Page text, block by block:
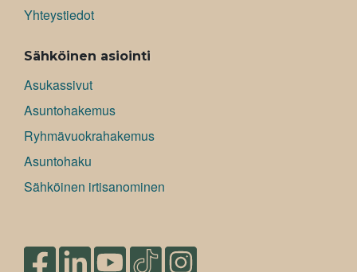
Yhteystiedot
Sähköinen asiointi
Asukassivut
Asuntohakemus
Ryhmävuokrahakemus
Asuntohaku
Sähköinen irtisanominen